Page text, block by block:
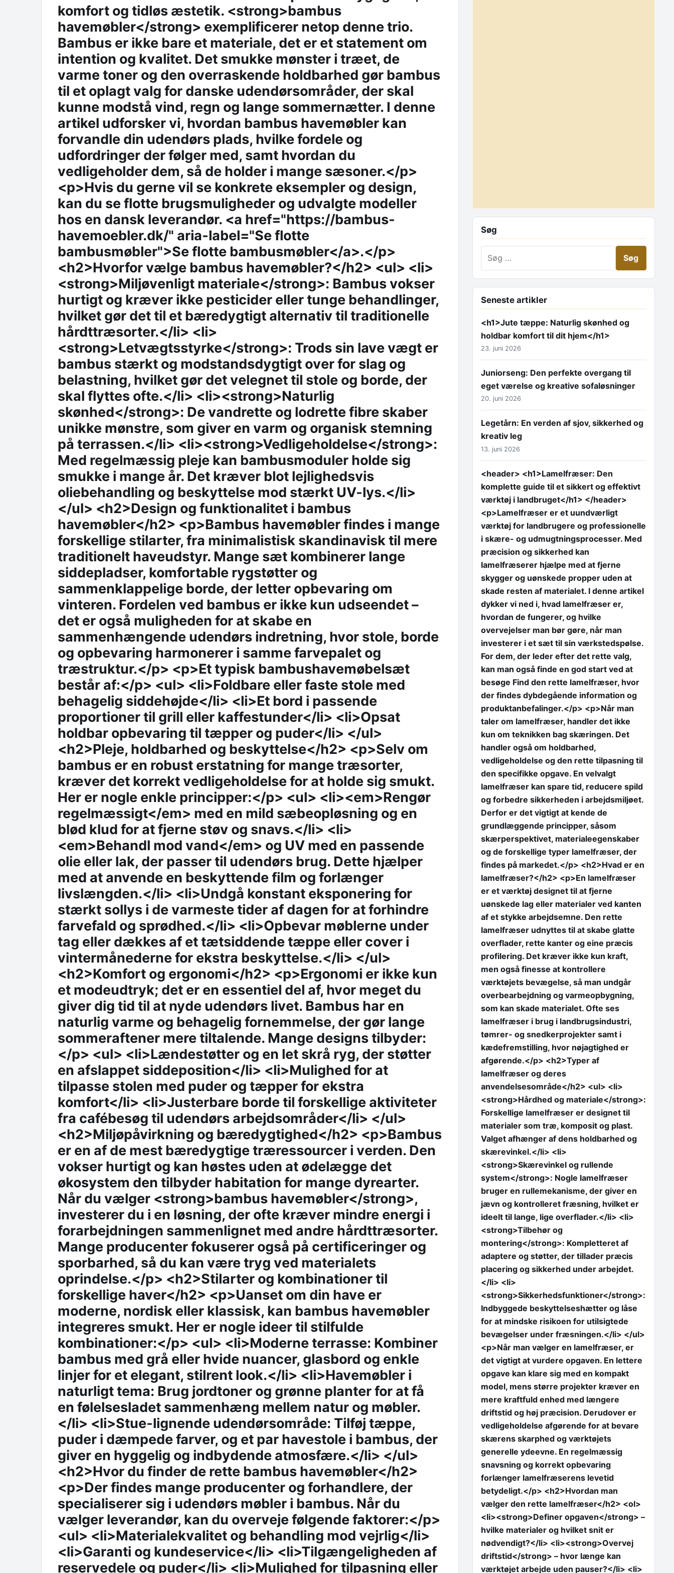
komfort og tidløs æstetik. <strong>bambus
havemøbler</strong> exemplificerer netop denne trio.
Bambus er ikke bare et materiale, det er et statement om
intention og kvalitet. Det smukke mønster i træet, de
varme toner og den overraskende holdbarhed gør bambus
til et oplagt valg for danske udendørsområder, der skal
kunne modstå vind, regn og lange sommernætter. I denne
artikel udforsker vi, hvordan bambus havemøbler kan
forvandle din udendørs plads, hvilke fordele og
udfordringer der følger med, samt hvordan du
vedligeholder dem, så de holder i mange sæsoner.</p>
<p>Hvis du gerne vil se konkrete eksempler og design,
kan du se flotte brugsmuligheder og udvalgte modeller
hos en dansk leverandør. <a href="https://bambus-
havemoebler.dk/" aria-label="Se flotte
bambusmøbler">Se flotte bambusmøbler</a>.</p>
<h2>Hvorfor vælge bambus havemøbler?</h2> <ul> <li>
<strong>Miljøvenligt materiale</strong>: Bambus vokser
hurtigt og kræver ikke pesticider eller tunge behandlinger,
hvilket gør det til et bæredygtigt alternativ til traditionelle
hårdttræsorter.</li> <li>
<strong>Letvægtsstyrke</strong>: Trods sin lave vægt er
bambus stærkt og modstandsdygtigt over for slag og
belastning, hvilket gør det velegnet til stole og borde, der
skal flyttes ofte.</li> <li><strong>Naturlig
skønhed</strong>: De vandrette og lodrette fibre skaber
unikke mønstre, som giver en varm og organisk stemning
på terrassen.</li> <li><strong>Vedligeholdelse</strong>:
Med regelmæssig pleje kan bambusmoduler holde sig
smukke i mange år. Det kræver blot lejlighedsvis
oliebehandling og beskyttelse mod stærkt UV-lys.</li>
</ul> <h2>Design og funktionalitet i bambus
havemøbler</h2> <p>Bambus havemøbler findes i mange
forskellige stilarter, fra minimalistisk skandinavisk til mere
traditionelt haveudstyr. Mange sæt kombinerer lange
siddepladser, komfortable rygstøtter og
sammenklappelige borde, der letter opbevaring om
vinteren. Fordelen ved bambus er ikke kun udseendet –
det er også muligheden for at skabe en
sammenhængende udendørs indretning, hvor stole, borde
og opbevaring harmonerer i samme farvepalet og
træstruktur.</p> <p>Et typisk bambushavemøbelsæt
består af:</p> <ul> <li>Foldbare eller faste stole med
behagelig siddehøjde</li> <li>Et bord i passende
proportioner til grill eller kaffestunder</li> <li>Opsat
holdbar opbevaring til tæpper og puder</li> </ul>
<h2>Pleje, holdbarhed og beskyttelse</h2> <p>Selv om
bambus er en robust erstatning for mange træsorter,
kræver det korrekt vedligeholdelse for at holde sig smukt.
Her er nogle enkle principper:</p> <ul> <li><em>Rengør
regelmæssigt</em> med en mild sæbeopløsning og en
blød klud for at fjerne støv og snavs.</li> <li>
<em>Behandl mod vand</em> og UV med en passende
olie eller lak, der passer til udendørs brug. Dette hjælper
med at anvende en beskyttende film og forlænger
livslængden.</li> <li>Undgå konstant eksponering for
stærkt sollys i de varmeste tider af dagen for at forhindre
farvefald og sprødhed.</li> <li>Opbevar møblerne under
tag eller dækkes af et tætsiddende tæppe eller cover i
vintermånederne for ekstra beskyttelse.</li> </ul>
<h2>Komfort og ergonomi</h2> <p>Ergonomi er ikke kun
et modeudtryk; det er en essentiel del af, hvor meget du
giver dig tid til at nyde udendørs livet. Bambus har en
naturlig varme og behagelig fornemmelse, der gør lange
sommeraftener mere tiltalende. Mange designs tilbyder:
</p> <ul> <li>Lændestøtter og en let skrå ryg, der støtter
en afslappet siddeposition</li> <li>Mulighed for at
tilpasse stolen med puder og tæpper for ekstra
komfort</li> <li>Justerbare borde til forskellige aktiviteter
fra cafébesøg til udendørs arbejdsområder</li> </ul>
<h2>Miljøpåvirkning og bæredygtighed</h2> <p>Bambus
er en af de mest bæredygtige træressourcer i verden. Den
vokser hurtigt og kan høstes uden at ødelægge det
økosystem den tilbyder habitation for mange dyrearter.
Når du vælger <strong>bambus havemøbler</strong>,
investerer du i en løsning, der ofte kræver mindre energi i
forarbejdningen sammenlignet med andre hårdttræsorter.
Mange producenter fokuserer også på certificeringer og
sporbarhed, så du kan være tryg ved materialets
oprindelse.</p> <h2>Stilarter og kombinationer til
forskellige haver</h2> <p>Uanset om din have er
moderne, nordisk eller klassisk, kan bambus havemøbler
integreres smukt. Her er nogle ideer til stilfulde
kombinationer:</p> <ul> <li>Moderne terrasse: Kombiner
bambus med grå eller hvide nuancer, glasbord og enkle
linjer for et elegant, stilrent look.</li> <li>Havemøbler i
naturligt tema: Brug jordtoner og grønne planter for at få
en følelsesladet sammenhæng mellem natur og møbler.
</li> <li>Stue-lignende udendørsområde: Tilføj tæppe,
puder i dæmpede farver, og et par havestole i bambus, der
giver en hyggelig og indbydende atmosfære.</li> </ul>
<h2>Hvor du finder de rette bambus havemøbler</h2>
<p>Der findes mange producenter og forhandlere, der
specialiserer sig i udendørs møbler i bambus. Når du
vælger leverandør, kan du overveje følgende faktorer:</p>
<ul> <li>Materialekvalitet og behandling mod vejrlig</li>
<li>Garanti og kundeservice</li> <li>Tilgængeligheden af
reservedele og puder</li> <li>Mulighed for tilpasning eller
Søg
Seneste artikler
<h1>Jute tæppe: Naturlig skønhed og
holdbar komfort til dit hjem</h1>
23. juni 2026
Juniorseng: Den perfekte overgang til
eget værelse og kreative sofaløsninger
20. juni 2026
Legetårn: En verden af sjov, sikkerhed og
kreativ leg
13. juni 2026
<header> <h1>Lamelfræser: Den
komplette guide til et sikkert og effektivt
værktøj i landbruget</h1> </header>
<p>Lamelfræser er et uundværligt
værktøj for landbrugere og professionelle
i skære- og udmugtningsprocesser. Med
præcision og sikkerhed kan
lamelfræserer hjælpe med at fjerne
skygger og uønskede propper uden at
skade resten af materialet. I denne artikel
dykker vi ned i, hvad lamelfræser er,
hvordan de fungerer, og hvilke
overvejelser man bør gøre, når man
investerer i et sæt til sin værkstedspølse.
For dem, der leder efter det rette valg,
kan man også finde en god start ved at
besøge Find den rette lamelfræser, hvor
der findes dybdegående information og
produktanbefalinger.</p> <p>Når man
taler om lamelfræser, handler det ikke
kun om teknikken bag skæringen. Det
handler også om holdbarhed,
vedligeholdelse og den rette tilpasning til
den specifikke opgave. En velvalgt
lamelfræser kan spare tid, reducere spild
og forbedre sikkerheden i arbejdsmiljøet.
Derfor er det vigtigt at kende de
grundlæggende principper, såsom
skærperspektivet, materialeegenskaber
og de forskellige typer lamelfræser, der
findes på markedet.</p> <h2>Hvad er en
lamelfræser?</h2> <p>En lamelfræser
er et værktøj designet til at fjerne
uønskede lag eller materialer ved kanten
af et stykke arbejdsemne. Den rette
lamelfræser udnyttes til at skabe glatte
overflader, rette kanter og eine præcis
profilering. Det kræver ikke kun kraft,
men også finesse at kontrollere
værktøjets bevægelse, så man undgår
overbearbejdning og varmeopbygning,
som kan skade materialet. Ofte ses
lamelfræser i brug i landbrugsindustri,
tømrer- og snedkerprojekter samt i
kædefremstilling, hvor nøjagtighed er
afgørende.</p> <h2>Typer af
lamelfræser og deres
anvendelsesområde</h2> <ul> <li>
<strong>Hårdhed og materiale</strong>:
Forskellige lamelfræser er designet til
materialer som træ, komposit og plast.
Valget afhænger af dens holdbarhed og
skærevinkel.</li> <li>
<strong>Skærevinkel og rullende
system</strong>: Nogle lamelfræser
bruger en rullemekanisme, der giver en
jævn og kontrolleret fræsning, hvilket er
ideelt til lange, lige overflader.</li> <li>
<strong>Tilbehør og
montering</strong>: Kompletteret af
adaptere og støtter, der tillader præcis
placering og sikkerhed under arbejdet.
</li> <li>
<strong>Sikkerhedsfunktioner</strong>:
Indbyggede beskyttelseshætter og låse
for at mindske risikoen for utilsigtede
bevægelser under fræsningen.</li> </ul>
<p>Når man vælger en lamelfræser, er
det vigtigt at vurdere opgaven. En lettere
opgave kan klare sig med en kompakt
model, mens større projekter kræver en
mere kraftfuld enhed med længere
driftstid og høj præcision. Derudover er
vedligeholdelse afgørende for at bevare
skærens skarphed og værktøjets
generelle ydeevne. En regelmæssig
snavsning og korrekt opbevaring
forlænger lamelfræserens levetid
betydeligt.</p> <h2>Hvordan man
vælger den rette lamelfræser</h2> <ol>
<li><strong>Definer opgaven</strong> –
hvilke materialer og hvilket snit er
nødvendigt?</li> <li><strong>Overvej
driftstid</strong> – hvor længe kan
værktøjet arbejde uden pauser?</li> <li>